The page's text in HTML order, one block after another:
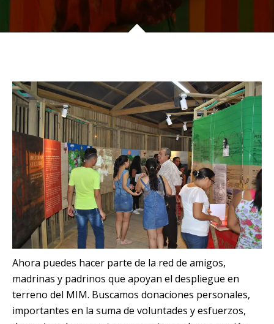
Ahora puedes hacer parte de la red de amigos,
madrinas y padrinos que apoyan el despliegue en
terreno del MIM. Buscamos donaciones personales,
importantes en la suma de voluntades y esfuerzos,